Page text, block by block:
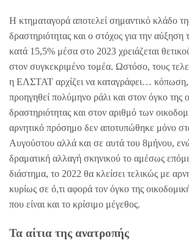
Η κτηματαγορά αποτελεί σημαντικό κλάδο
δραστηριότητας και ο στόχος για την
κατά 15,5% μέσα στο 2023 χρειάζεται
στον συγκεκριμένο τομέα. Ωστόσο, τους
η ΕΛΣΤΑΤ αρχίζει να καταγράφει… κόπωση,
προηγηθεί πολύμηνο ράλι και στον όγκο της
δραστηριότητας και στον αριθμό των
αρνητικό πρόσημο δεν αποτυπώθηκε μόνο
Αυγούστου αλλά και σε αυτά του 8μήνου,
δραματική αλλαγή σκηνικού το αμέσως
διάστημα, το 2022 θα κλείσει τελικώς με
κυρίως σε ό,τι αφορά τον όγκο της
που είναι και το κρίσιμο μέγεθος.
Τα αίτια της ανατροπής